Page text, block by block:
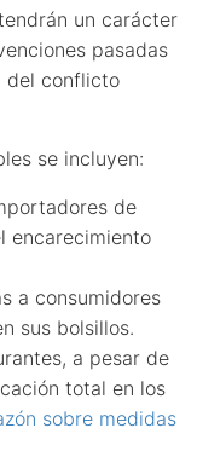
un carácter
pasadas
del conflicto
se incluyen:
de
encarecimiento
a consumidores
sus bolsillos.
a pesar de
total en los
sobre medidas